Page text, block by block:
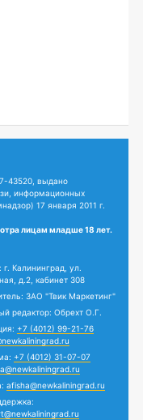
43520, выдано
информационных
17 января 2011 г.
лицам младше 18 лет.
г. Калининград, ул.
д.2, кабинет 308
ЗАО "Твик Маркетинг"
редактор: Обрехт О.Г.
+7 (4012) 99-21-76
+7 (4012) 31-07-07
afisha@newkaliningrad.ru